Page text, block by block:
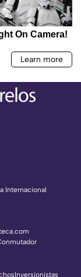
Internacional
Inversionistas